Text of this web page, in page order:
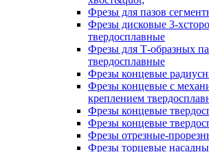
Фрезы для пазов
Фрезы дисковые 3-
твердосплавные
Фрезы для Т-образных
твердосплавные
Фрезы концевые
Фрезы концевые с
креплением
Фрезы концевые
Фрезы концевые
Фрезы отрезные-
Фрезы торцевые